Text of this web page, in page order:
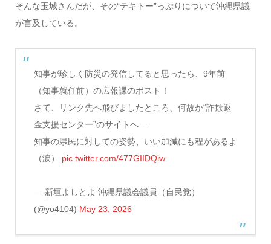
そんな玉城さんだが、その“テキトー”っぷりについて沖縄県議
が言及している。
知事が珍しく防災の発信してると思ったら、9年前
（知事就任前）の広報課のポスト！
さて、リンク先へ飛びましたところ、何故か“詐欺返
金支援センター”のサイトへ…
知事の県民に対しての姿勢、いい加減にも程があるよ
（涙） pic.twitter.com/477GIIDQiw
— 新垣よしとよ 沖縄県議会議員（自民党）
(@yo4104) May 23, 2026